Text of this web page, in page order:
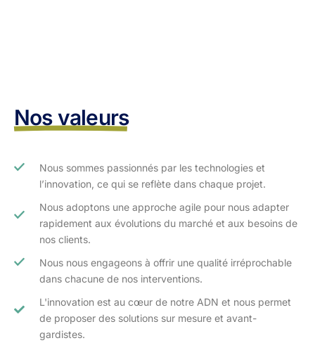
Nos valeurs
Nous sommes passionnés par les technologies et
l’innovation, ce qui se reflète dans chaque projet.
Nous adoptons une approche agile pour nous adapter
rapidement aux évolutions du marché et aux besoins de
nos clients.​
Nous nous engageons à offrir une qualité irréprochable
dans chacune de nos interventions.
L'innovation est au cœur de notre ADN et nous permet
de proposer des solutions sur mesure et avant-
gardistes.